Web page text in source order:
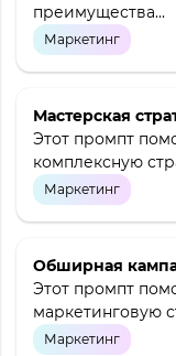
преимущества...
Маркетинг
Мастерская
Этот промпт
комплексную
Маркетинг
Обширная
Этот промпт
маркетинговую
Маркетинг